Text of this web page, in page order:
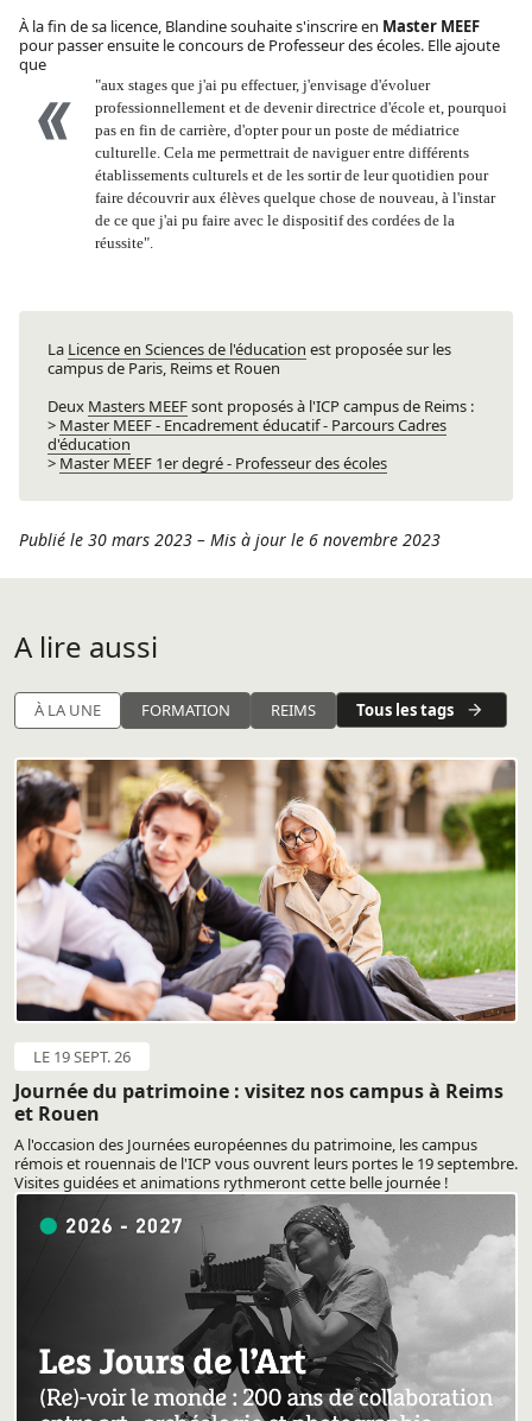
À la fin de sa licence, Blandine souhaite s'inscrire en Master MEEF
pour passer ensuite le concours de Professeur des écoles. Elle ajoute
que
"aux stages que j'ai pu effectuer, j'envisage d'évoluer
professionnellement et de devenir directrice d'école et, pourquoi
pas en fin de carrière, d'opter pour un poste de médiatrice
culturelle. Cela me permettrait de naviguer entre différents
établissements culturels et de les sortir de leur quotidien pour
faire découvrir aux élèves quelque chose de nouveau, à l'instar
de ce que j'ai pu faire avec le dispositif des cordées de la
réussite".
La Licence en Sciences de l'éducation est proposée sur les
campus de Paris, Reims et Rouen
Deux Masters MEEFsont proposés à l'ICP campus de Reims :
> Master MEEF - Encadrement éducatif - Parcours Cadres
d'éducation
> Master MEEF 1er degré - Professeur des écoles
Publié le 30 mars 2023 – Mis à jour le 6 novembre 2023
A lire aussi
À LA UNE FORMATION REIMS Tous les tags
LE 19 SEPT. 26
Journée du patrimoine : visitez nos campus à Reims
et Rouen
A l'occasion des Journées européennes du patrimoine, les campus
rémois et rouennais de l'ICP vous ouvrent leurs portes le 19 septembre.
Visites guidées et animations rythmeront cette belle journée !